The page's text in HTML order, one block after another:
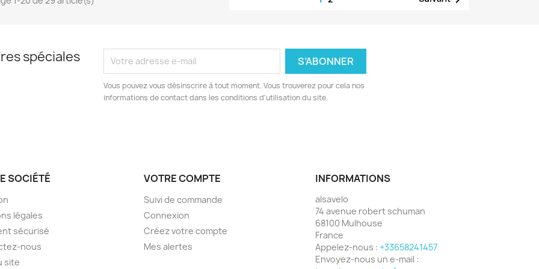
spéciales
Vous pouvez vous désinscrire à tout moment. Vous trouverez pour cela nos
informations de contact dans les conditions d'utilisation du site.
SOCIÉTÉ
légales
sécurisé
nous
site
VOTRE COMPTE
Suivi de commande
Connexion
Créez votre compte
Mes alertes
INFORMATIONS
alsavelo
74 avenue robert schuman
68100 Mulhouse
France
Appelez-nous : +33658241457
Envoyez-nous un e-mail :